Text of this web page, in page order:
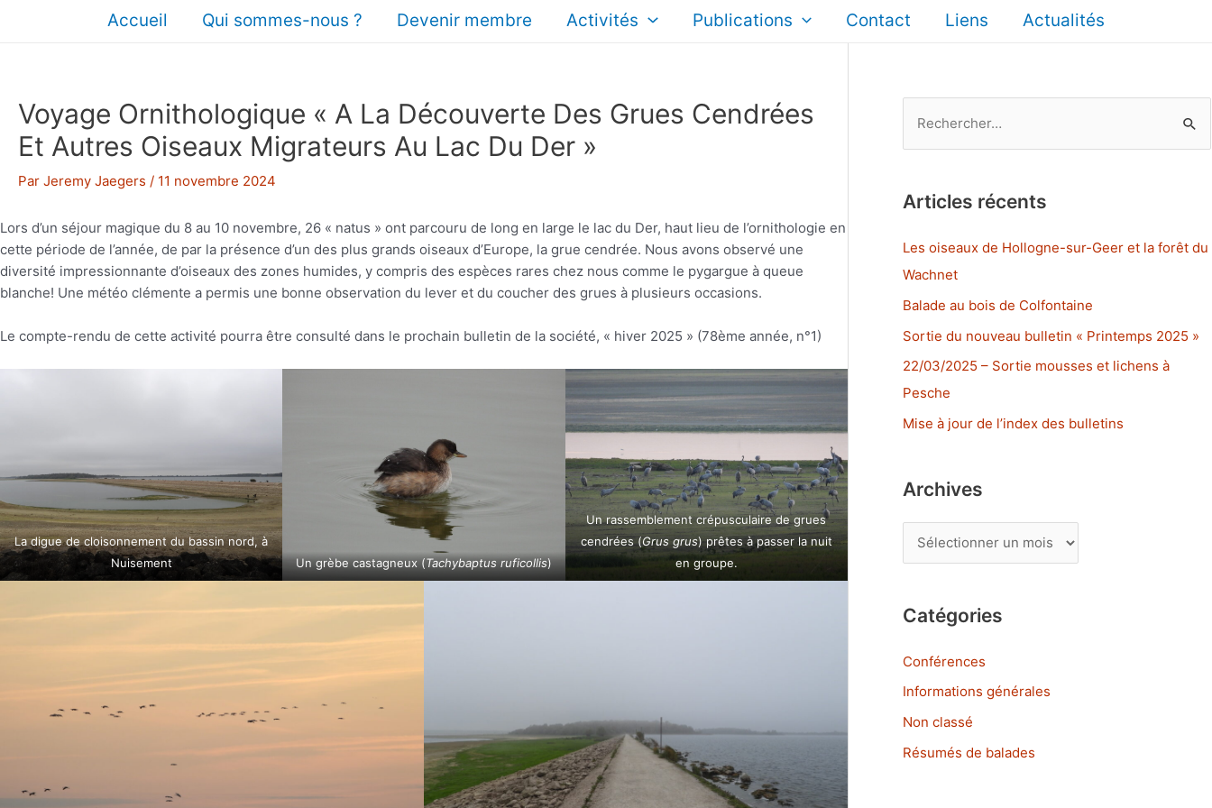
Accueil Qui sommes-nous ? Devenir membre Activités Publications Contact Liens Actualités
Voyage Ornithologique « A La Découverte Des Grues Cendrées
Et Autres Oiseaux Migrateurs Au Lac Du Der »
Par Jeremy Jaegers / 11 novembre 2024
Lors d’un séjour magique du 8 au 10 novembre, 26 « natus » ont parcouru de long en large le lac du Der, haut lieu de l’ornithologie en
cette période de l’année, de par la présence d’un des plus grands oiseaux d’Europe, la grue cendrée. Nous avons observé une
diversité impressionnante d’oiseaux des zones humides, y compris des espèces rares chez nous comme le pygargue à queue
blanche! Une météo clémente a permis une bonne observation du lever et du coucher des grues à plusieurs occasions.
Le compte-rendu de cette activité pourra être consulté dans le prochain bulletin de la société, « hiver 2025 » (78ème année, n°1)
La digue de cloisonnement du bassin nord, à
Nuisement
Un grèbe castagneux (Tachybaptus ruficollis)
Un rassemblement crépusculaire de grues
cendrées (Grus grus) prêtes à passer la nuit
en groupe.
h
r
c
h
Articles récents
Les oiseaux de Hollogne-sur-Geer et la forêt du
Wachnet
Balade au bois de Colfontaine
Sortie du nouveau bulletin « Printemps 2025 »
22/03/2025 – Sortie mousses et lichens à
Pesche
Mise à jour de l’index des bulletins
Archives
r
h
v
e
s
Catégories
Conférences
Informations générales
Non classé
Résumés de balades